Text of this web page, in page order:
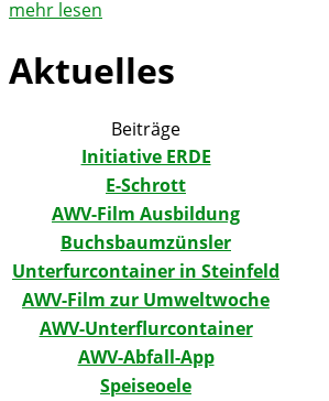
mehr lesen
Aktuelles
Beiträge
Initiative ERDE
E-Schrott
AWV-Film Ausbildung
Buchsbaumzünsler
Unterfurcontainer in Steinfeld
AWV-Film zur Umweltwoche
AWV-Unterflurcontainer
AWV-Abfall-App
Speiseoele